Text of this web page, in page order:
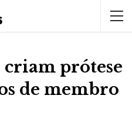
prótese
de membro